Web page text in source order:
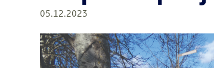
05.12.2023